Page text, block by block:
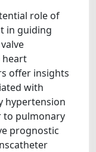
role of
in guiding
heart
offer insights
with
hypertension
to pulmonary
prognostic